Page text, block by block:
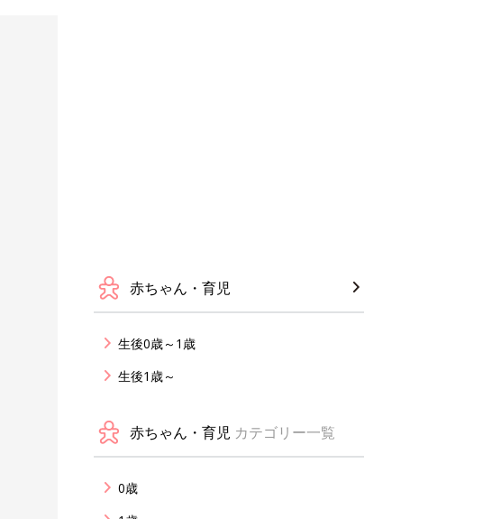
赤ちゃん・育児
生後0歳～1歳
生後1歳～
赤ちゃん・育児 カテゴリー一覧
0歳